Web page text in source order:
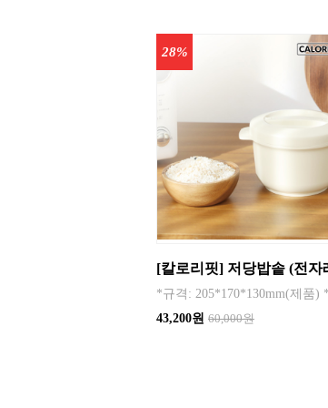
28%
43,200원 60,000원